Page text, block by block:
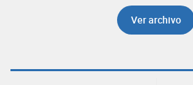
Ver archivo